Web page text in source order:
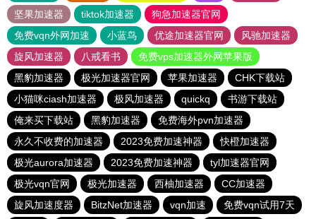
坚果加速器
tiktok加速器
狗急加速器官网
免费vqn外网加速
小蓝鸟 优途加速器官网
风驰加速器
旋风加速器
八戒看书
免费vps加速器外网苹果版
黑豹加速器
极光加速器官网 苹果加速器
CHK下载站
小猫咪ciash加速器
极风加速器 quickq
书游下载站
俺来买下载站
黑豹加速器
免费海外pvn加速器
永久不收费的加速器
2023免费加速神器
快橙加速器
极光aurora加速器
2023免费加速神器
tyl加速器官网
极光vqn官网
极光加速器 西柚加速器
CC加速器
旋风加速度器
BitzNet加速器 vqn加速 免费vqn试用7天